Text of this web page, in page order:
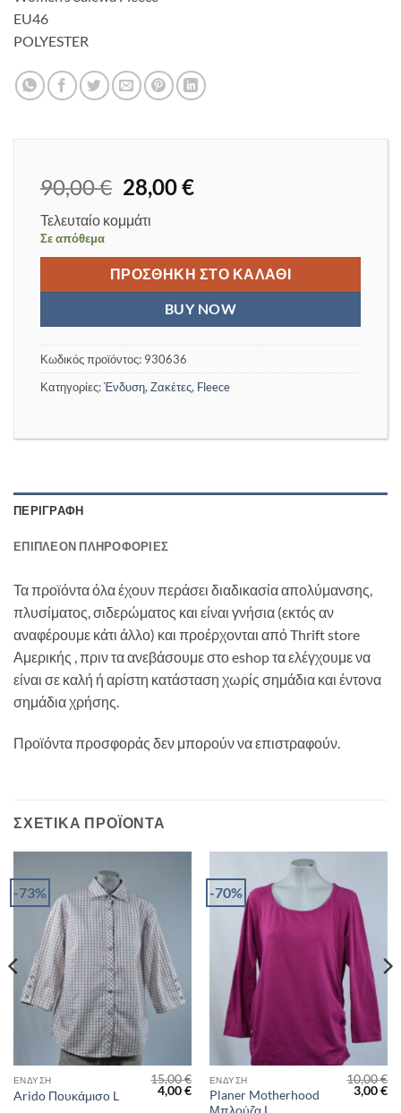
EU46
POLYESTER
90,00€ Original
price
was:
28,00€Η
28,00 €.
Τελευταίο κομμάτι
Σε απόθεμα
ΠΡΟΣΘΉΚΗ ΣΤΟ ΚΑΛΆΘΙ
BUY NOW
Κωδικός προϊόντος: 930636
Κατηγορίες:Ένδυση,Ζακέτες, Fleece
ΠΕΡΙΓΡΑΦΉ
ΕΠΙΠΛΈΟΝ ΠΛΗΡΟΦΟΡΊΕΣ
Τα προϊόντα όλα έχουν περάσει διαδικασία απολύμανσης,
πλυσίματος, σιδερώματος και είναι γνήσια (εκτός αν
αναφέρουμε κάτι άλλο) και προέρχονται από Thrift store
Αμερικής , πριν τα ανεβάσουμε στο eshop τα ελέγχουμε να
είναι σε καλή ή αρίστη κατάσταση χωρίς σημάδια και έντονα
σημάδια χρήσης.
Προϊόντα προσφοράς δεν μπορούν να επιστραφούν.
ΣΧΕΤΙΚΆ ΠΡΟΪΌΝΤΑ
-73%
ΈΝΔΥΣΗ
Arido Πουκάμισο L
15,00€
Original
price
4,00€Η
τρέχουσα
-70%
ΈΝΔΥΣΗ
Planer Motherhood
10,00€
Original
price
3,00€Η